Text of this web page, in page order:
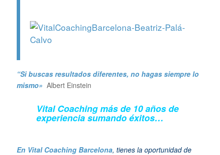
“Si buscas resultados diferentes, no hagas siempre lo
mismo» Albert Einstein
Vital Coaching más de 10 años de
experiencia sumando éxitos…
En Vital Coaching Barcelona, tienes la oportunidad de